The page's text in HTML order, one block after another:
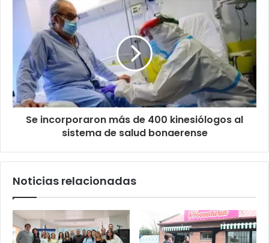
Se incorporaron más de 400 kinesiólogos al
sistema de salud bonaerense
Noticias relacionadas